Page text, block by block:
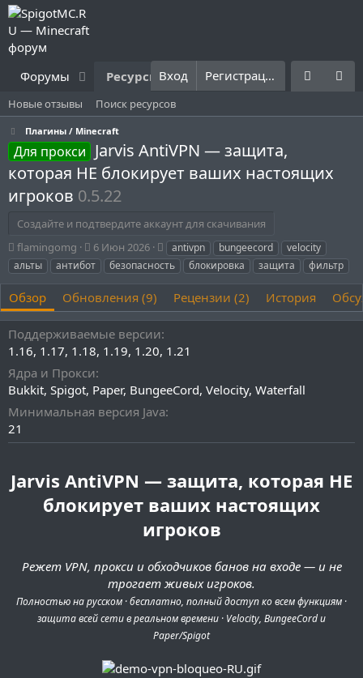
Форумы Ресурсы Что нового? Правила
Вход Регистрация
Новые отзывы Поиск ресурсов
Плагины / Minecraft
Для прокси Jarvis AntiVPN — защита,
которая НЕ блокирует ваших настоящих
игроков 0.5.22
Создайте и подтвердите аккаунт для скачивания
А
в
т
о
р
flamingomg
Д
а
т
с
о
з
д
н
и
я
6 Июн 2026
Т
е
г
antivpn bungeecord
velocity
альты
антибот безопасность блокировка защита фильтр
Обзор Обновления (9) Рецензии (2) История
Поддерживаемые версии
1.16 1.17 1.18 1.19 1.20 1.21
Ядра и Прокси
Bukkit Spigot Paper BungeeCord Velocity Waterfall
Минимальная версия Java
21
Jarvis AntiVPN — защита, которая НЕ
блокирует ваших настоящих
игроков
Режет VPN, прокси и обходчиков банов на входе — и не
трогает живых игроков.
Полностью на русском · бесплатно, полный доступ ко всем функциям ·
защита всей сети в реальном времени · Velocity, BungeeCord и
Paper/Spigot